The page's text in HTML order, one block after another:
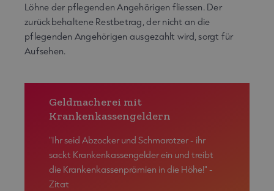
Löhne der pflegenden Angehörigen fliessen. Der
zurückbehaltene Restbetrag, der nicht an die
pflegenden Angehörigen ausgezahlt wird, sorgt für
Aufsehen.
Geldmacherei mit
Krankenkassengeldern
"Ihr seid Abzocker und Schmarotzer - ihr
sackt Krankenkassengelder ein und treibt
die Krankenkassenprämien in die Höhe!" -
Zitat